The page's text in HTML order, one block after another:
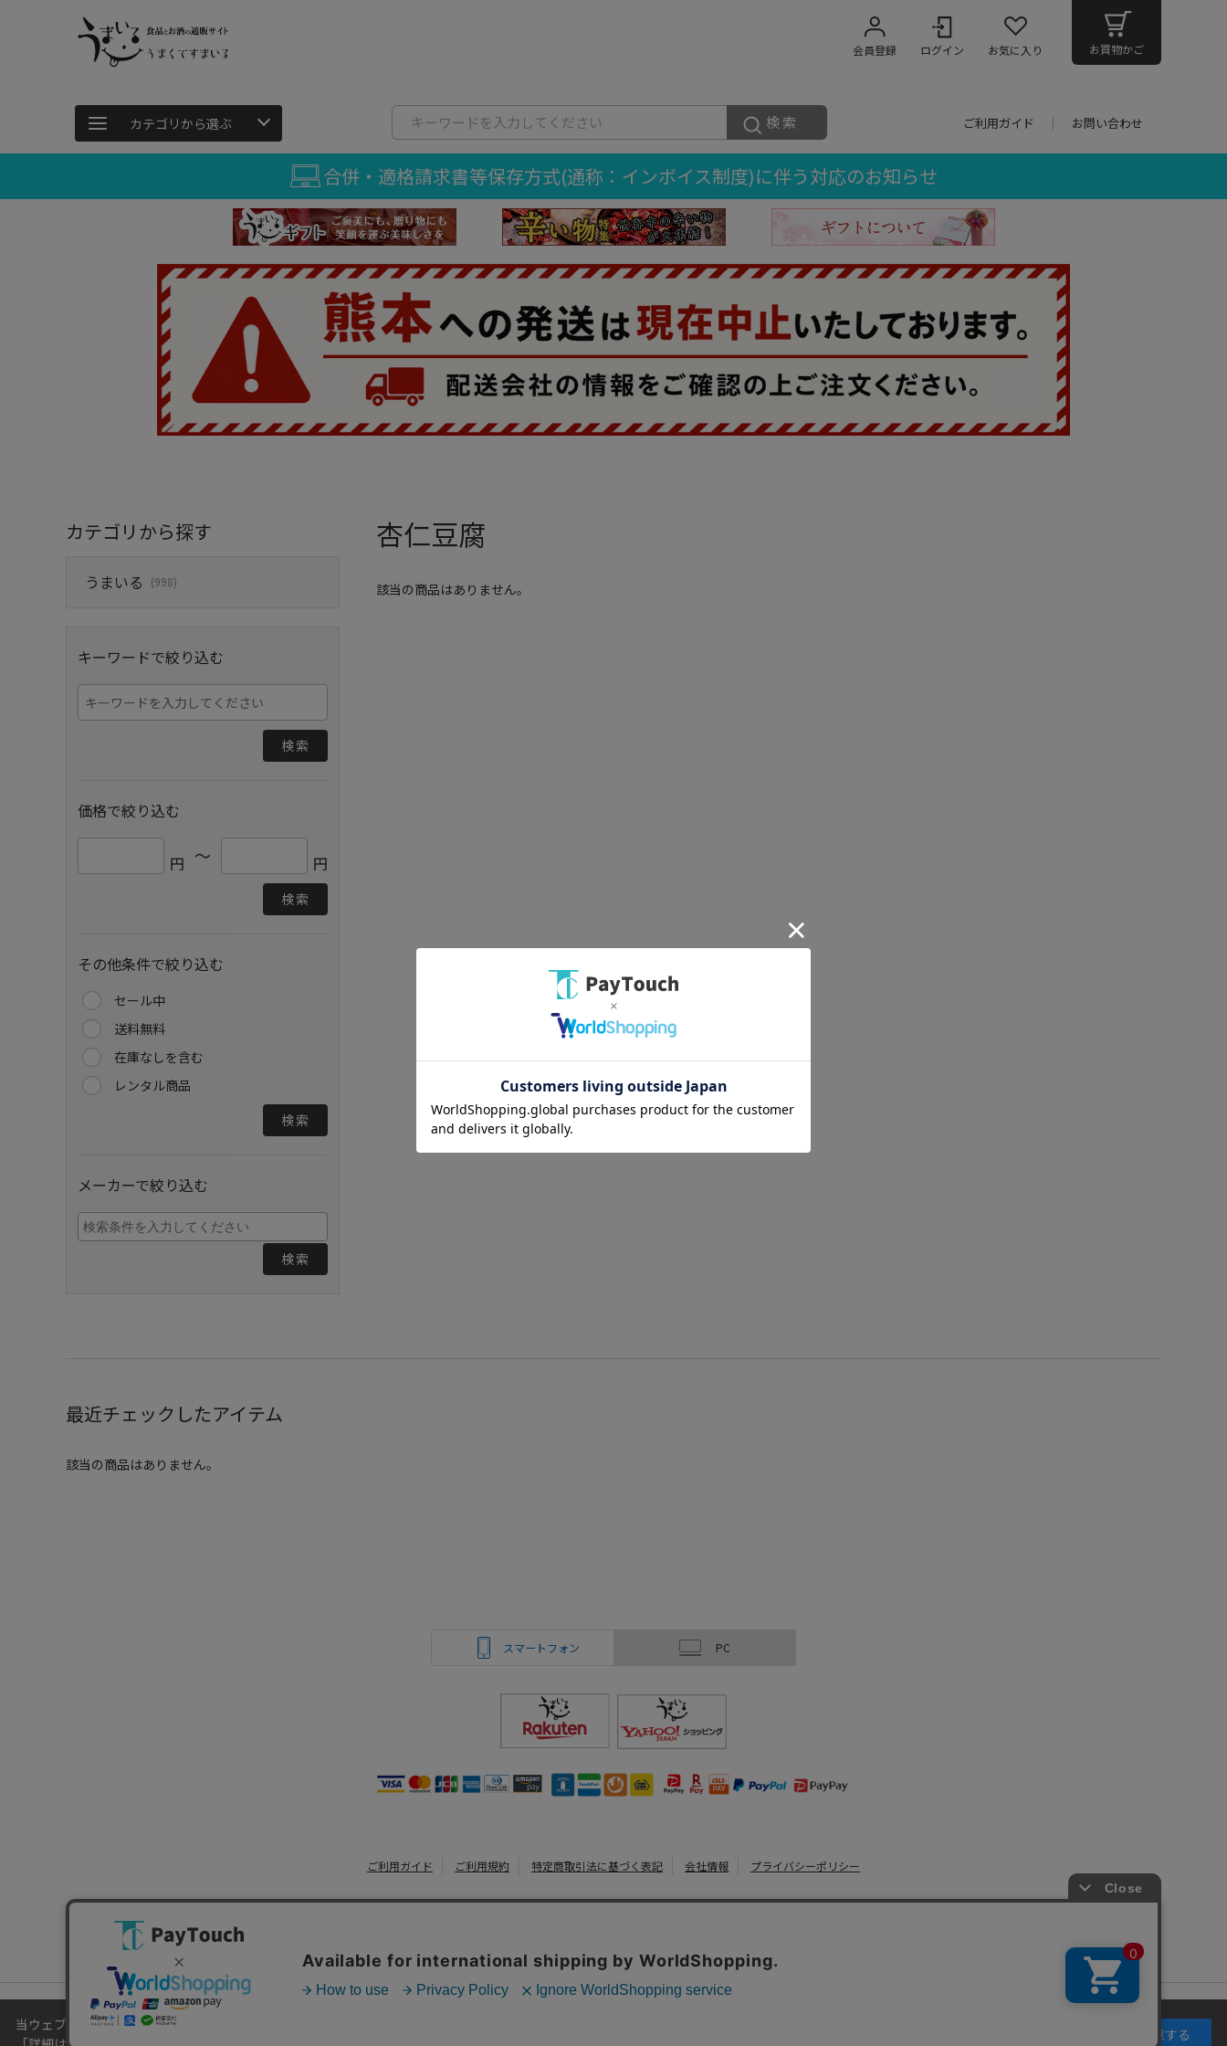
会員登録 ログイン お気に入り お買物かご
カテゴリから選ぶ 検索 ご利用ガイド お問い合わせ
合併・適格請求書等保存方式(通称：インボイス制度)に伴う対応のお知らせ
カテゴリから探す
うまいる (998)
キーワードで絞り込む
検索
価格で絞り込む
円 ～ 円
検索
その他条件で絞り込む
セール中
送料無料
在庫なしを含む
レンタル商品
検索
メーカーで絞り込む
検索
杏仁豆腐
該当の商品はありません。
最近チェックしたアイテム
該当の商品はありません。
スマートフォン PC
ご利用ガイド ご利用規約 特定商取引法に基づく表記 会社情報 プライバシーポリシー
うまいる
当ウェブサイトでは、お客様により良いサービスをご提供するため、クッキーを利用しています。サイト利用を継続することにより、クッキーの使用に同意するものとします。詳細については
同意する